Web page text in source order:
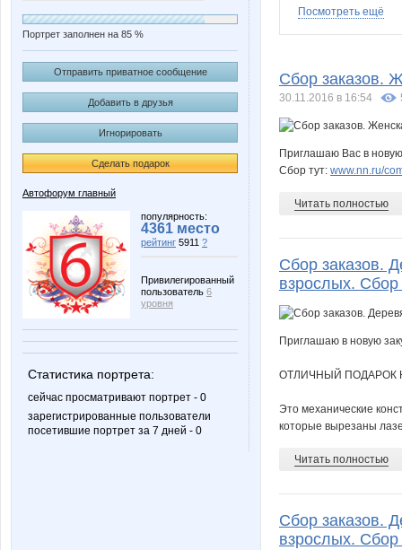
Портрет заполнен на 85 %
Отправить приватное сообщение
Добавить в друзья
Игнорировать
Сделать подарок
Автофорум главный
популярность:
4361 место
рейтинг 5911 ?
Привилегированный
пользователь 6
уровня
Статистика портрета:
сейчас просматривают портрет - 0
зарегистрированные пользователи
посетившие портрет за 7 дней - 0
Rabbit-
Ver8nika Wine
irik java!
ludmila-ya malu
Посмотреть ещё
Сбор заказов.
30.11.2016 в 16:54
Приглашаю Вас в
Сбор тут: www.nn.ru/
Читать полностью
Сбор заказов.
взрослых. Сбор
Приглашаю в новую
ОТЛИЧНЫЙ ПОДАРОК
Это механические
которые вырезаны
Читать полностью
Сбор заказов.
взрослых. Сбор